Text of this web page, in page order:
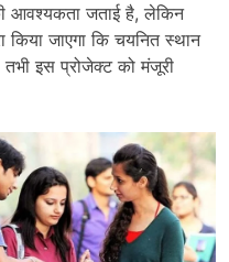
आवश्यकता जताई है, लेकिन
किया जाएगा कि चयनित स्थान
इस प्रोजेक्ट को मंजूरी